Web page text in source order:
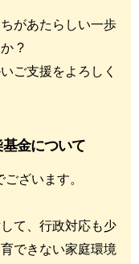
があたらしい一歩
?
ご支援をよろしく
金について
ざいます。
て、行政対応も少
できない家庭環境